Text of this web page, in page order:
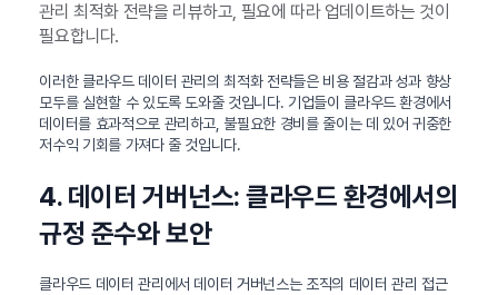
관리 최적화 전략을 리뷰하고, 필요에 따라 업데이트하는 것이
필요합니다.
이러한 클라우드 데이터 관리의 최적화 전략들은 비용 절감과 성과 향상
모두를 실현할 수 있도록 도와줄 것입니다. 기업들이 클라우드 환경에서
데이터를 효과적으로 관리하고, 불필요한 경비를 줄이는 데 있어 귀중한
저수익 기회를 가져다 줄 것입니다.
4. 데이터 거버넌스: 클라우드 환경에서의
규정 준수와 보안
클라우드 데이터 관리에서 데이터 거버넌스는 조직의 데이터 관리 접근